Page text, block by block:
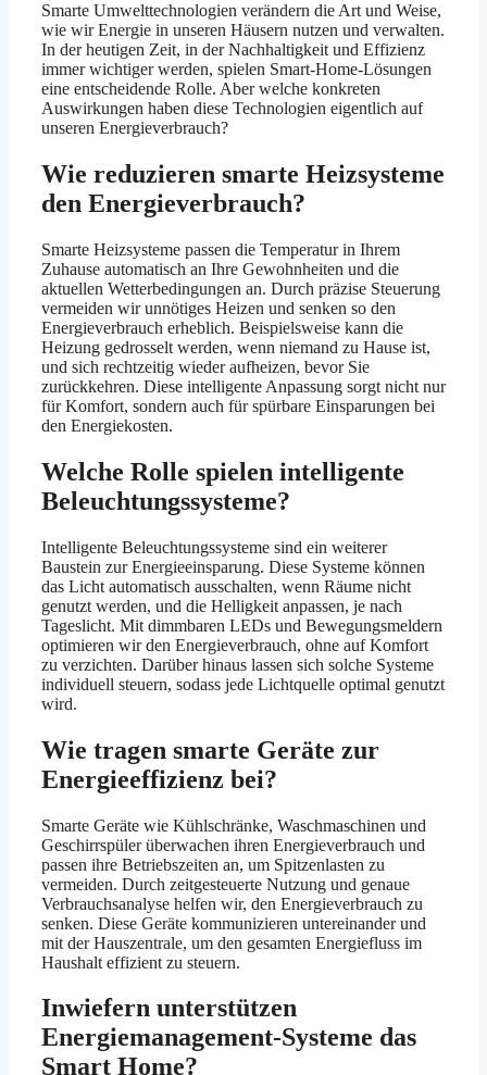
Smarte Umwelttechnologien verändern die Art und Weise,
wie wir Energie in unseren Häusern nutzen und verwalten.
In der heutigen Zeit, in der Nachhaltigkeit und Effizienz
immer wichtiger werden, spielen Smart-Home-Lösungen
eine entscheidende Rolle. Aber welche konkreten
Auswirkungen haben diese Technologien eigentlich auf
unseren Energieverbrauch?
Wie reduzieren smarte Heizsysteme
den Energieverbrauch?
Smarte Heizsysteme passen die Temperatur in Ihrem
Zuhause automatisch an Ihre Gewohnheiten und die
aktuellen Wetterbedingungen an. Durch präzise Steuerung
vermeiden wir unnötiges Heizen und senken so den
Energieverbrauch erheblich. Beispielsweise kann die
Heizung gedrosselt werden, wenn niemand zu Hause ist,
und sich rechtzeitig wieder aufheizen, bevor Sie
zurückkehren. Diese intelligente Anpassung sorgt nicht nur
für Komfort, sondern auch für spürbare Einsparungen bei
den Energiekosten.
Welche Rolle spielen intelligente
Beleuchtungssysteme?
Intelligente Beleuchtungssysteme sind ein weiterer
Baustein zur Energieeinsparung. Diese Systeme können
das Licht automatisch ausschalten, wenn Räume nicht
genutzt werden, und die Helligkeit anpassen, je nach
Tageslicht. Mit dimmbaren LEDs und Bewegungsmeldern
optimieren wir den Energieverbrauch, ohne auf Komfort
zu verzichten. Darüber hinaus lassen sich solche Systeme
individuell steuern, sodass jede Lichtquelle optimal genutzt
wird.
Wie tragen smarte Geräte zur
Energieeffizienz bei?
Smarte Geräte wie Kühlschränke, Waschmaschinen und
Geschirrspüler überwachen ihren Energieverbrauch und
passen ihre Betriebszeiten an, um Spitzenlasten zu
vermeiden. Durch zeitgesteuerte Nutzung und genaue
Verbrauchsanalyse helfen wir, den Energieverbrauch zu
senken. Diese Geräte kommunizieren untereinander und
mit der Hauszentrale, um den gesamten Energiefluss im
Haushalt effizient zu steuern.
Inwiefern unterstützen
Energiemanagement-Systeme das
Smart Home?